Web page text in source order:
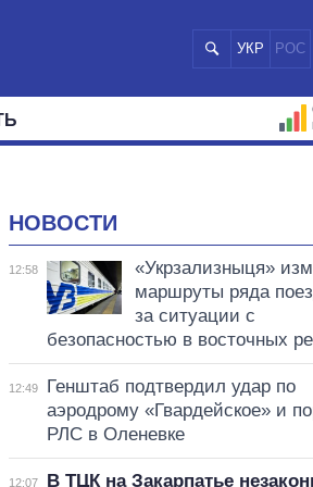
УКР РОС
НОВОСТИ
12:58
«Укрзализныця»
маршруты ряда
за ситуации с
безопасностью в восточных
12:49
Генштаб подтвердил удар по
аэродрому «Гвардейское» и
РЛС в Оленевке
12:07
В ТЦК на Закарпатье